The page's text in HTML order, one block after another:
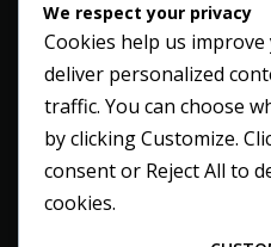
We respect your privacy
Cookies help us
deliver personalized
traffic. You can choose
by clickingCustomize.
consent or Reject All to
cookies.